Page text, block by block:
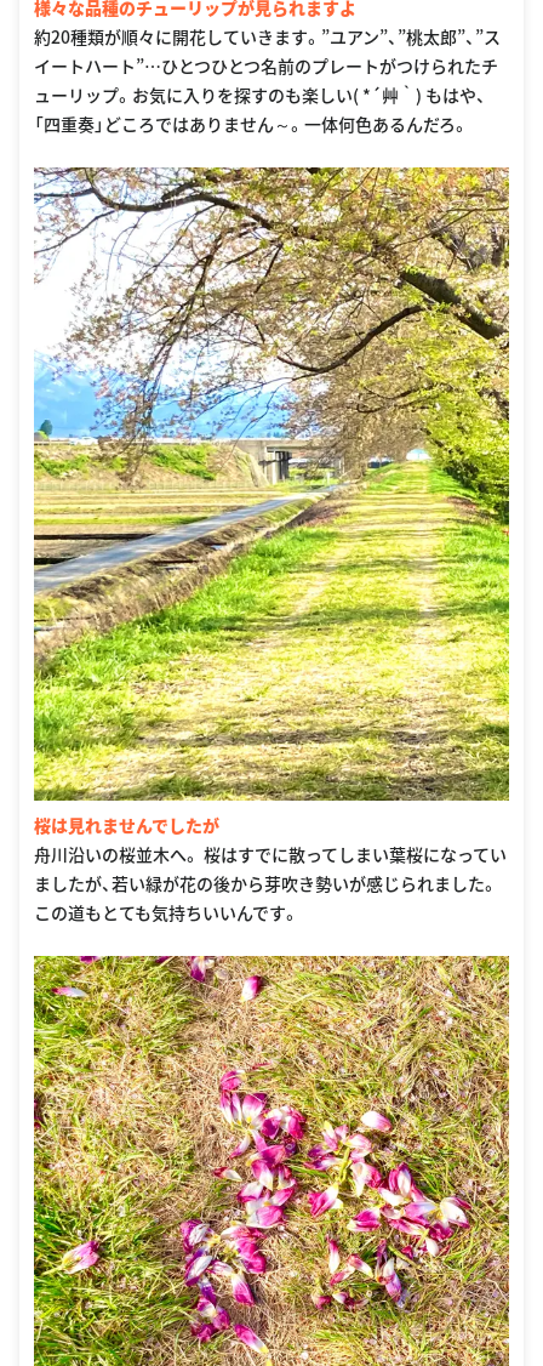
様々な品種のチューリップが見られますよ
約20種類が順々に開花していきます。”ユアン”、”桃太郎”、”ス
イートハート”…ひとつひとつ名前のプレートがつけられたチ
ューリップ。お気に入りを探すのも楽しい( *´艸｀) もはや、
「四重奏」どころではありません～。一体何色あるんだろ。
桜は見れませんでしたが
舟川沿いの桜並木へ。 桜はすでに散ってしまい葉桜になってい
ましたが、若い緑が花の後から芽吹き勢いが感じられました。
この道もとても気持ちいいんです。